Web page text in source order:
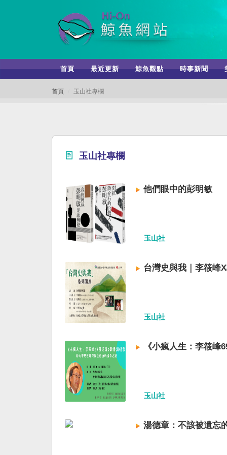
首頁 最近更新 鯨魚觀點 時事新聞
首頁 玉山社專欄
玉山社專欄
他們眼中的彭明敏
玉山社
台灣史與我｜李筱峰
玉山社
《小瘋人生：李筱峰
玉山社
湯德章：不該被遺忘